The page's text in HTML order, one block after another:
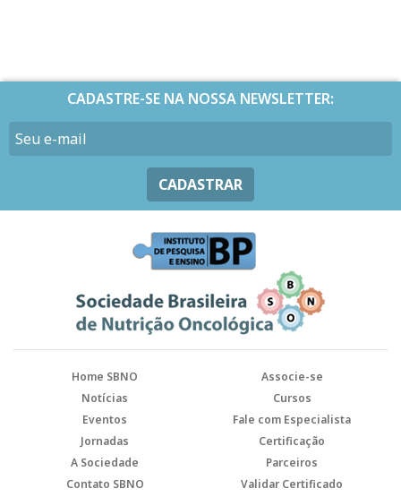
CADASTRE-SE NA NOSSA NEWSLETTER:
CADASTRAR
Home SBNO
Associe-se
Notícias
Cursos
Eventos
Fale com Especialista
Jornadas
Certificação
A Sociedade
Parceiros
Contato SBNO
Validar Certificado